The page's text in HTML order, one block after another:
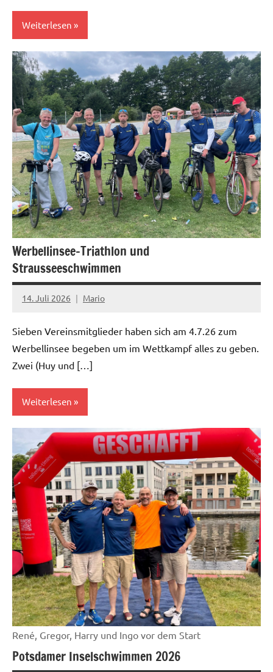
Weiterlesen
News
Werbellinsee-Triathlon und
Strausseeschwimmen
14. Juli 2026 Mario
Sieben Vereinsmitglieder haben sich am 4.7.26 zum
Werbellinsee begeben um im Wettkampf alles zu geben.
Zwei (Huy und […]
Weiterlesen
René, Gregor, Harry und Ingo vor dem Start
Potsdamer Inselschwimmen 2026